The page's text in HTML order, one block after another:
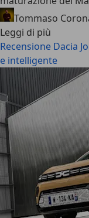
Tommaso
Leggi di più
Recensione Dacia
e intelligente